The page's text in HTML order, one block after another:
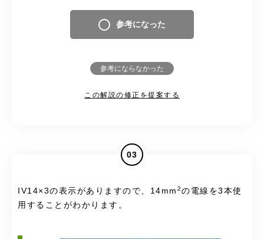
参考になった
参考にならなかった
この解説の修正を提案する
03
IV14×3の表示がありますので、14mm 2の電線を3本使
用することがわかります。